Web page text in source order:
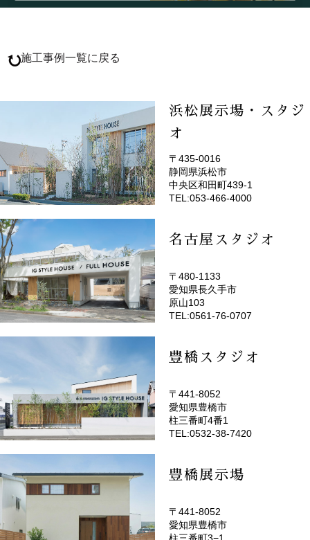
施工事例一覧に戻る
浜松展示場・スタジ
オ
(EMOTOP浜松)
〒435-0016
静岡県浜松市
中央区和田町439-1
TEL:053-466-4000
名古屋スタジオ
(EMOTOP名古屋)
〒480-1133
愛知県長久手市
原山103
TEL:0561-76-0707
豊橋スタジオ
(EMOTOP豊橋)
〒441-8052
愛知県豊橋市
柱三番町4番1
TEL:0532-38-7420
豊橋展示場
〒441-8052
愛知県豊橋市